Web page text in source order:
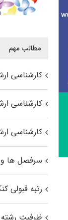
مطالب مهم
کارشناسی
کارشناسی
کارشناسی
سرفصل ها
رتبه قبولی
ظرفیت رشته